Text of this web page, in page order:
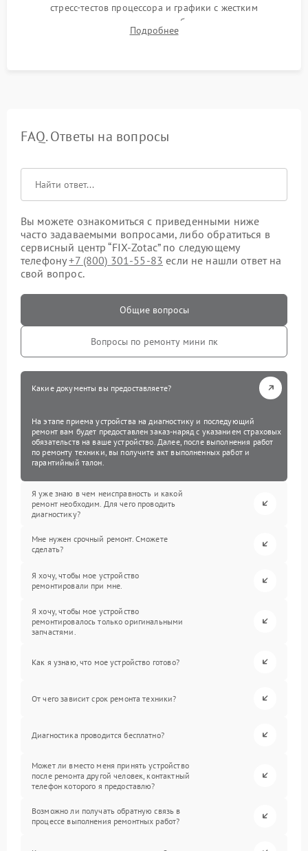
стресс-тестов процессора и графики с жестким
мониторингом температур во избежание троттлинга.
Проверка работы Wi-Fi, Bluetooth, звука и всех внешних
Подробнее
FAQ. Ответы на вопросы
Вы можете ознакомиться с приведенными ниже
часто задаваемыми вопросами, либо обратиться в
сервисный центр “FIX-Zotac” по следующему
телефону+7 (800) 301-55-83 если не нашли ответ на
свой вопрос.
Общие вопросы
Вопросы по ремонту мини пк
Какие документы вы предоставляете?
На этапе приема устройства на диагностику и последующий
ремонт вам будет предоставлен заказ-наряд с указанием страховых
обязательств на ваше устройство. Далее, после выполнения работ
по ремонту техники, вы получите акт выполненных работ и
гарантийный талон.
Я уже знаю в чем неисправность и какой
ремонт необходим. Для чего проводить
диагностику?
Мне нужен срочный ремонт. Сможете
сделать?
Я хочу, чтобы мое устройство
ремонтировали при мне.
Я хочу, чтобы мое устройство
ремонтировалось только оригинальными
запчастями.
Как я узнаю, что мое устройство готово?
От чего зависит срок ремонта техники?
Диагностика проводится бесплатно?
Может ли вместо меня принять устройство
после ремонта другой человек, контактный
телефон которого я предоставлю?
Возможно ли получать обратную связь в
процессе выполнения ремонтных работ?